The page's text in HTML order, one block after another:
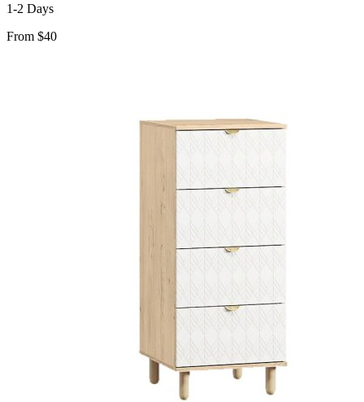
1-2 Days
From $40